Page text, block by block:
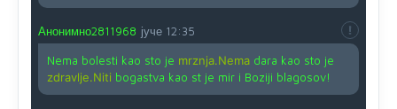
Анонимно2811968 јуче 12:35
Nema bolesti kao sto je mrznja.Nemadara kao sto je
zdravlje.Niti bogastva kao st je mir i Boziji blagosov!